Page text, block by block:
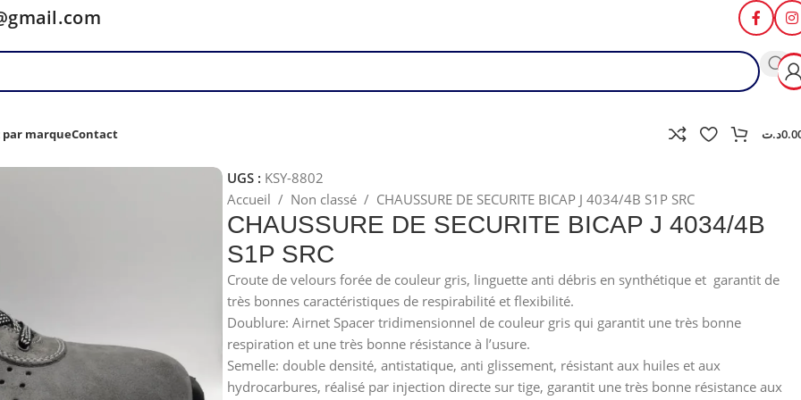
par marqueContact د.ت
UGS : KSY-8802
Accueil / Non classé / CHAUSSURE DE SECURITE BICAP J 4034/4B S1P SRC
CHAUSSURE DE SECURITE BICAP J 4034/4B
S1P SRC
Croute de velours forée de couleur gris, linguette anti débris en synthétique et garantit de
très bonnes caractéristiques de respirabilité et flexibilité.
Doublure: Airnet Spacer tridimensionnel de couleur gris qui garantit une très bonne
respiration et une très bonne résistance à l’usure.
Semelle: double densité, antistatique, anti glissement, résistant aux huiles et aux
hydrocarbures, réalisé par injection directe sur tige, garantit une très bonne résistance aux